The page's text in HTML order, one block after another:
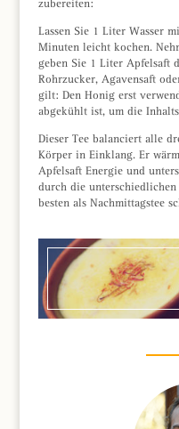
zubereiten:
Lassen Sie 1 Liter Wasser
Minuten leicht kochen.
geben Sie 1 Liter Apfelsaft
Rohrzucker, Agavensaft
gilt: Den Honig erst
abgekühlt ist, um die
Dieser Tee balanciert alle
Körper in Einklang. Er
Apfelsaft Energie und
durch die unterschiedlichen
besten als Nachmittagstee